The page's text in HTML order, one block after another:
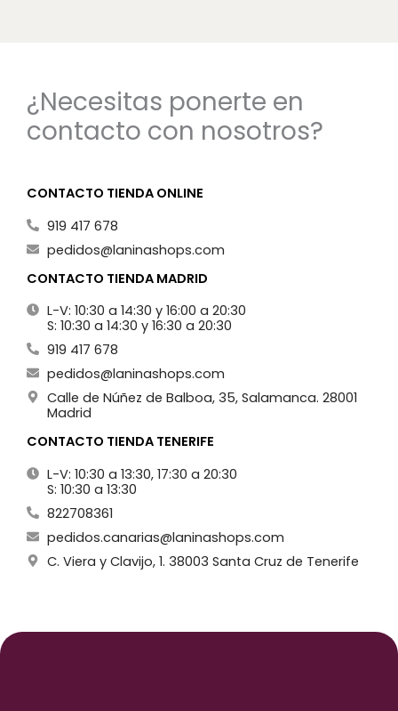
¿Necesitas ponerte en
contacto con nosotros?
CONTACTO TIENDA ONLINE
919 417 678
pedidos@laninashops.com
CONTACTO TIENDA MADRID
L-V: 10:30 a 14:30 y 16:00 a 20:30
S: 10:30 a 14:30 y 16:30 a 20:30
919 417 678
pedidos@laninashops.com
Calle de Núñez de Balboa, 35, Salamanca. 28001
Madrid
CONTACTO TIENDA TENERIFE
L-V: 10:30 a 13:30, 17:30 a 20:30
S: 10:30 a 13:30
822708361
pedidos.canarias@laninashops.com
C. Viera y Clavijo, 1. 38003 Santa Cruz de Tenerife